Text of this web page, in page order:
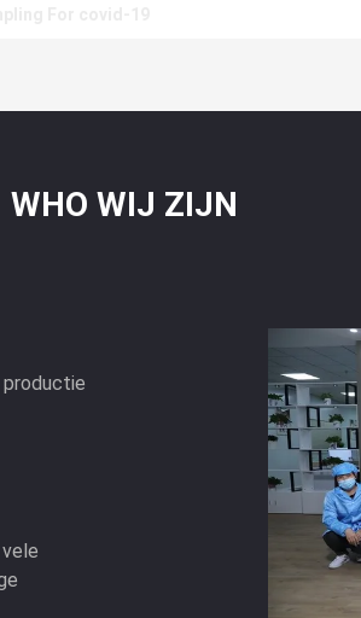
WHO WIJ ZIJN
productie